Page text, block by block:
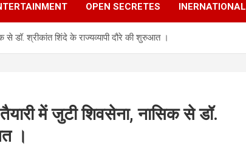
OPEN SECRETES INERNATIONAL
से डॉ. श्रीकांत शिंदे के राज्यव्यापी दौरे की शुरुआत ।
में जुटी शिवसेना, नासिक से डॉ.
।